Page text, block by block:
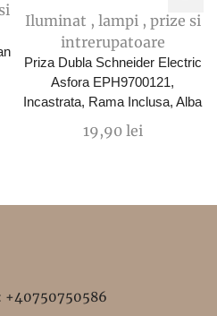
Iluminat , lampi , prize si
intrerupatoare
Priza Dubla Schneider Electric
Asfora EPH9700121,
Incastrata, Rama Inclusa, Alba
19,90 lei
+40750750586